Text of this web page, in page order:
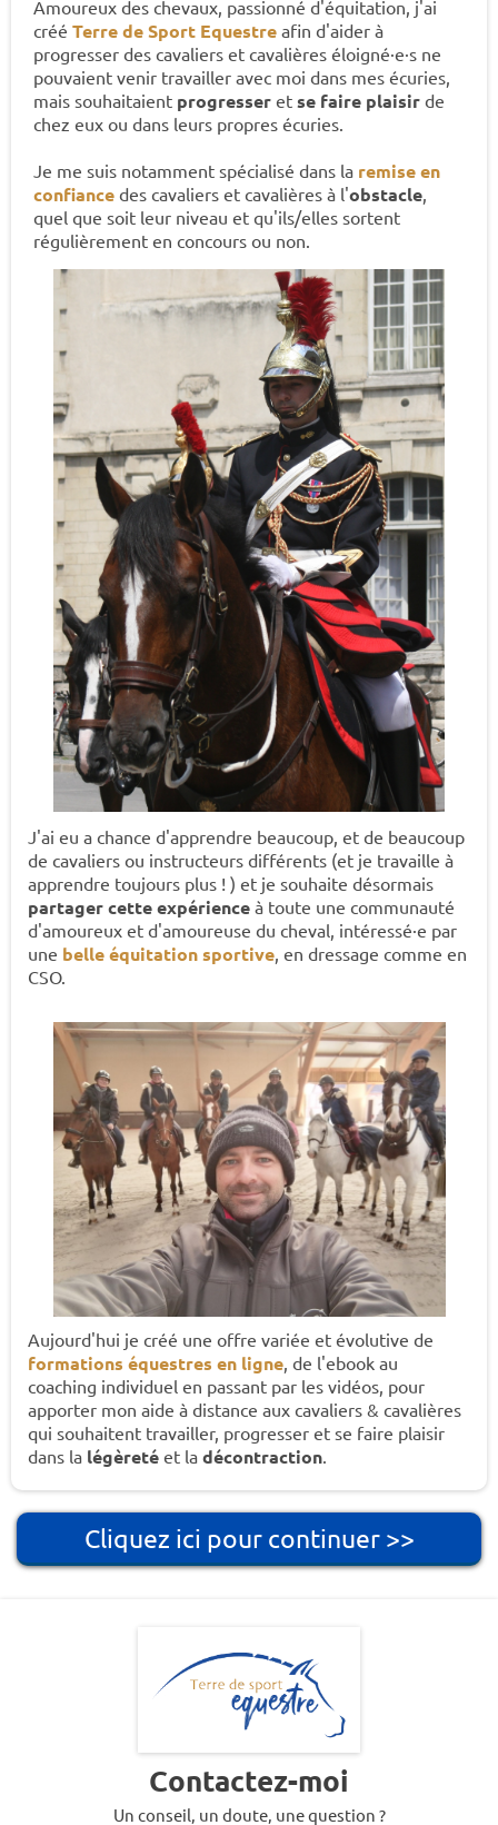
Amoureux des chevaux, passionné d'équitation, j'ai
créé Terre de Sport Equestre afin d'aider à
progresser des cavaliers et cavalières éloigné·e·s ne
pouvaient venir travailler avec moi dans mes écuries,
mais souhaitaient progresser et se faire plaisir de
chez eux ou dans leurs propres écuries.
Je me suis notamment spécialisé dans la remise en
confiance des cavaliers et cavalières à l'obstacle
quel que soit leur niveau et qu'ils/elles sortent
régulièrement en concours ou non.
J'ai eu a chance d'apprendre beaucoup, et de beaucoup
de cavaliers ou instructeurs différents (et je travaille à
apprendre toujours plus ! ) et je souhaite désormais
partager cette expérience à toute une communauté
d'amoureux et d'amoureuse du cheval, intéressé·e par
une belle équitation sportive , en dressage comme en
CSO.
Aujourd'hui je créé une offre variée et évolutive de
formations équestres en ligne, de l'ebook au
coaching individuel en passant par les vidéos, pour
apporter mon aide à distance aux cavaliers & cavalières
qui souhaitent travailler, progresser et se faire plaisir
dans la légèreté et la décontraction.
Cliquez ici pour continuer >>
Contactez-moi
Un conseil, un doute, une question ?